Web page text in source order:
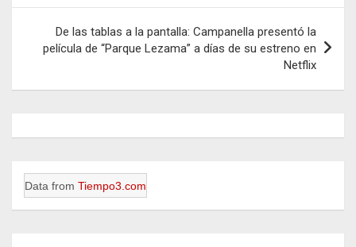
De las tablas a la pantalla: Campanella presentó la
película de “Parque Lezama” a días de su estreno en
Netflix
Data from Tiempo3.com